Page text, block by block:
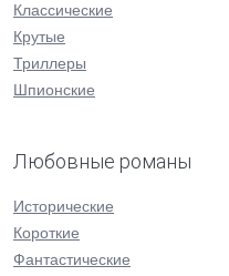
Классические
Крутые
Триллеры
Шпионские
Любовные романы
Исторические
Короткие
Фантастические